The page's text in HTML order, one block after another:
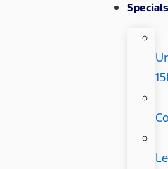
Specials